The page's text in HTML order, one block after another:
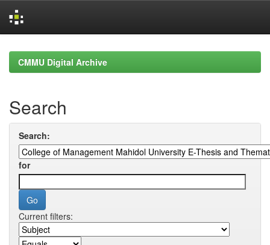
navigationCMMU Digital Archive
Search
Search:
for
Current filters: